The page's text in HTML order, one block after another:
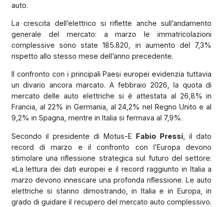
auto.
La crescita dell’elettrico si riflette anche sull’andamento
generale del mercato: a marzo le immatricolazioni
complessive sono state 185.820, in aumento del 7,3%
rispetto allo stesso mese dell’anno precedente.
Il confronto con i principali Paesi europei evidenzia tuttavia
un divario ancora marcato. A febbraio 2026, la quota di
mercato delle auto elettriche si è attestata al 26,8% in
Francia, al 22% in Germania, al 24,2% nel Regno Unito e al
9,2% in Spagna, mentre in Italia si fermava al 7,9%.
Secondo il presidente di Motus-E Fabio Pressi , il dato
record di marzo e il confronto con l’Europa devono
stimolare una riflessione strategica sul futuro del settore:
«La lettura dei dati europei e il record raggiunto in Italia a
marzo devono innescare una profonda riflessione. Le auto
elettriche si stanno dimostrando, in Italia e in Europa, in
grado di guidare il recupero del mercato auto complessivo.